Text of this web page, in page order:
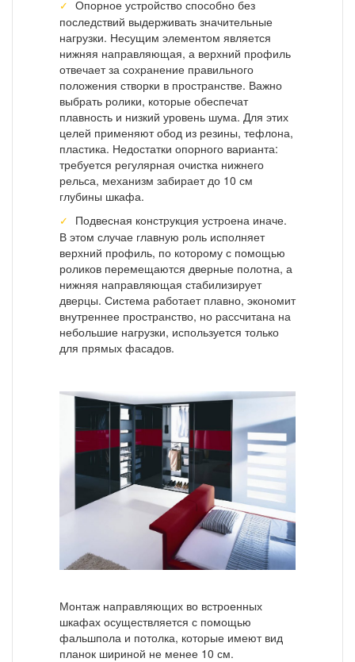
Опорное устройство способно без
последствий выдерживать значительные
нагрузки. Несущим элементом является
нижняя направляющая, а верхний профиль
отвечает за сохранение правильного
положения створки в пространстве. Важно
выбрать ролики, которые обеспечат
плавность и низкий уровень шума. Для этих
целей применяют обод из резины, тефлона,
пластика. Недостатки опорного варианта:
требуется регулярная очистка нижнего
рельса, механизм забирает до 10 см
глубины шкафа.
Подвесная конструкция устроена иначе.
В этом случае главную роль исполняет
верхний профиль, по которому с помощью
роликов перемещаются дверные полотна, а
нижняя направляющая стабилизирует
дверцы. Система работает плавно, экономит
внутреннее пространство, но рассчитана на
небольшие нагрузки, используется только
для прямых фасадов.
Монтаж направляющих во встроенных
шкафах осуществляется с помощью
фальшпола и потолка, которые имеют вид
планок шириной не менее 10 см.